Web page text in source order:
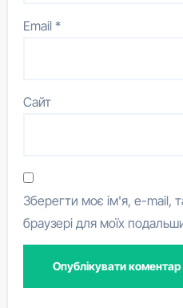
Email*
Сайт
Зберегти моє ім'я, e-mail,
браузері для моїх